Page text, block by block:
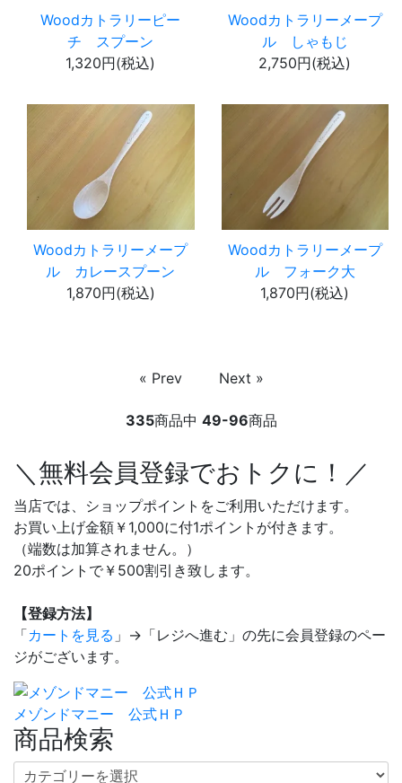
Woodカトラリーピー
チ スプーン
1,320円(税込)
Woodカトラリーメープ
ル しゃもじ
2,750円(税込)
Woodカトラリーメープ
ル カレースプーン
1,870円(税込)
Woodカトラリーメープ
ル フォーク大
1,870円(税込)
« Prev Next »
335商品中 49-96商品
＼無料会員登録でおトクに！／
当店では、ショップポイントをご利用いただけます。
お買い上げ金額￥1,000に付1ポイントが付きます。
（端数は加算されません。）
20ポイントで￥500割引き致します。
【登録方法】
「カートを見る 」→「レジへ進む」の先に会員登録のペー
ジがございます。
メゾンドマニー 公式ＨＰ
商品検索